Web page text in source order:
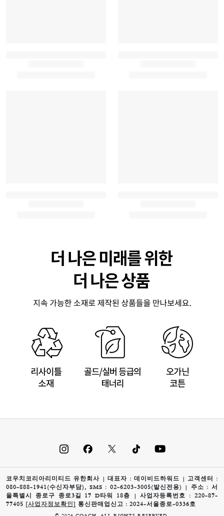
코우치코리아리미티드 유한회사 | 대표자 : 데이비드하워드 | 고객센터 :
080-888-1941(수신자부담), SMS : 02-6203-3005(발신전용) | 주소 : 서
울특별시 종로구 종로3길 17 D타워 18층 | 사업자등록번호 : 220-87-
77405
[사업자정보확인] 통신판매업신고 : 2024-서울종로-0336호